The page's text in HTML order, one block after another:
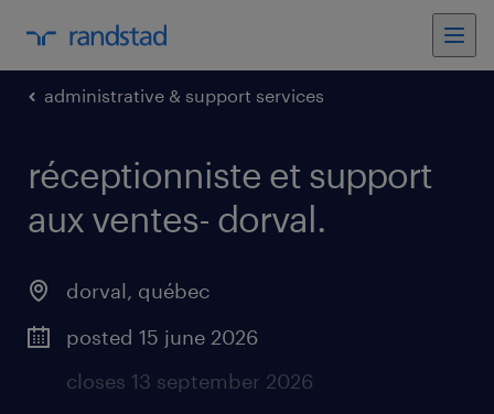
administrative & support services
réceptionniste et support
aux ventes- dorval.
dorval, québec
posted 15 june 2026
closes 13 september 2026